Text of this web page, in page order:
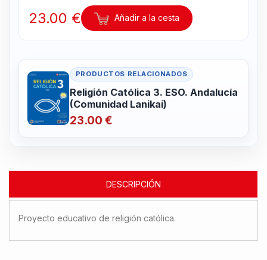
23.00 € Añadir a la cesta
PRODUCTOS RELACIONADOS
Religión Católica 3. ESO. Andalucía
(Comunidad Lanikai)
23.00 €
DESCRIPCIÓN
Proyecto educativo de religión católica.